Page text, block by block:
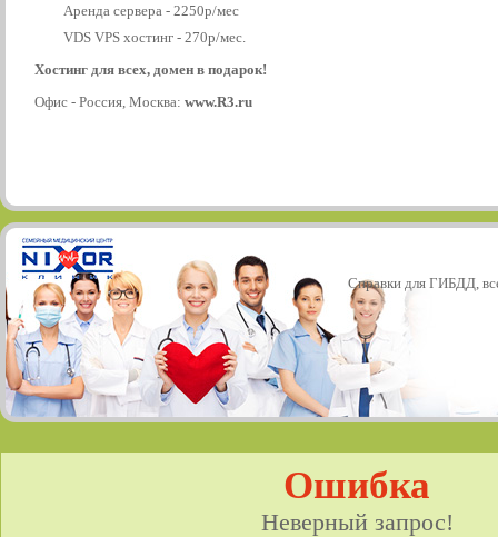
Аренда сервера - 2250р/мес
VDS VPS хостинг - 270р/мес.
Хостинг для всех, домен в подарок!
Офис - Россия, Москва: www.R3.ru
Справки для ГИБДД,
Ошибка
Неверный запрос!